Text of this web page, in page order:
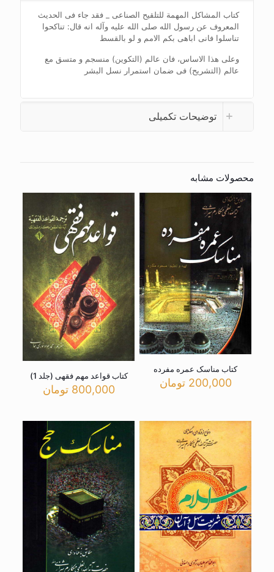
کتاب المشاکل المهمة للتلقیح الصناعی _ فقد جاء فی الحدیث
المعروف عن رسول الله صلی الله علیه وآله انه قال: تناکحوا
تناسلوا فانی اباهی بکم الامم و لو بالقسط
وعلی هذا الاساس، فان عالم (التکوین) منسجم و متسق مع
عالم (التشریح) فی ضمان استمرار نسل البشر
توضیحات تکمیلی
محصولات مشابه
کتاب مناسک عمره مفرده
200,000 تومان
کتاب قواعد مهم فقهی (جلد 1)
800,000 تومان